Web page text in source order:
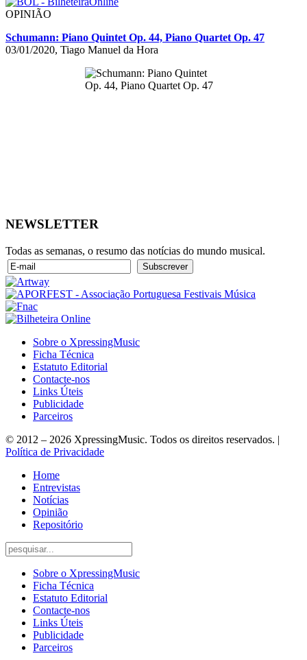
OPINIÃO
Schumann: Piano Quintet Op. 44, Piano Quartet Op. 47
03/01/2020, Tiago Manuel da Hora
NEWSLETTER
Todas as semanas, o resumo das notícias do mundo musical.
Sobre o XpressingMusic
Ficha Técnica
Estatuto Editorial
Contacte-nos
Links Úteis
Publicidade
Parceiros
© 2012 – 2026 XpressingMusic. Todos os direitos reservados. |
Política de Privacidade
Home
Entrevistas
Notícias
Opinião
Repositório
Sobre o XpressingMusic
Ficha Técnica
Estatuto Editorial
Contacte-nos
Links Úteis
Publicidade
Parceiros